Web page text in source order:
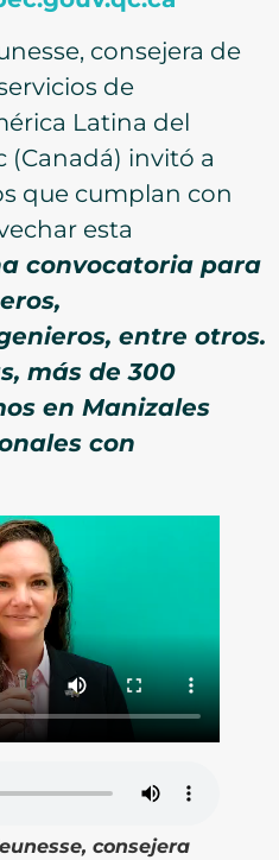
consejera de
de
Latina del
(Canadá) invitó a
que cumplan con
esta
convocatoria para
entre otros.
más de 300
en Manizales
con
consejera